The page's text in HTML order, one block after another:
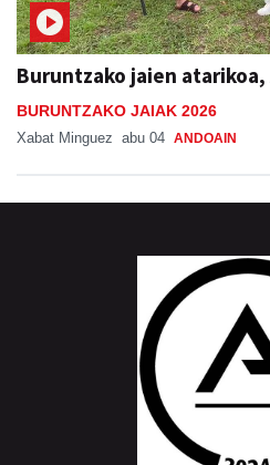
Buruntzako jaien
BURUNTZAKO JAIAK 2026
abu 04